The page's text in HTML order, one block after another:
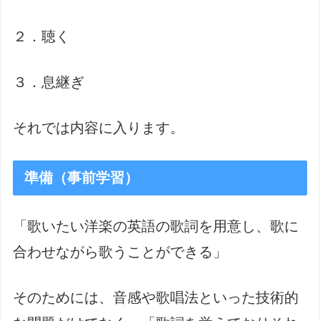
２．聴く
３．息継ぎ
それでは内容に入ります。
準備（事前学習）
「歌いたい洋楽の英語の歌詞を用意し、歌に
合わせながら歌うことができる」
そのためには、音感や歌唱法といった技術的